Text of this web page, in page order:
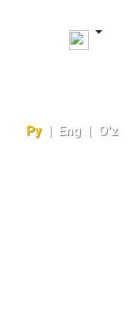
Ру | Eng | O'z